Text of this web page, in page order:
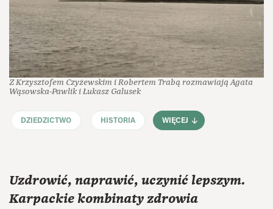
Z Krzysztofem Czyżewskim i Robertem Trabą rozmawiają Agata
Wąsowska‑Pawlik i Łukasz Galusek
DZIEDZICTWO HISTORIA WIĘCEJ
Uzdrowić, naprawić, uczynić lepszym.
Karpackie kombinaty zdrowia